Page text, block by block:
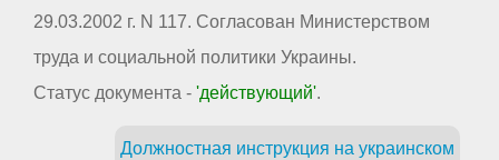
29.03.2002 г. N 117. Согласован Министерством
труда и социальной политики Украины.
Статус документа - 'действующий'.
Должностная инструкция на украинском